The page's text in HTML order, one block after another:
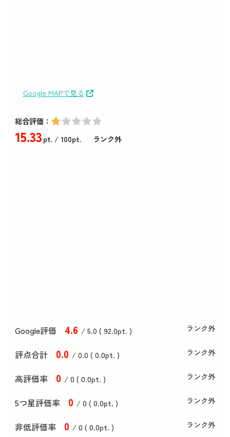
Google MAPで見る
総合評価：
15.33pt./ 100pt. ランク外
Google評価 4.6 / 5.0 ( 92.0pt. ) ランク外
評点合計 0.0 / 0.0 ( 0.0pt. ) ランク外
高評価率 0 / 0 ( 0.0pt. ) ランク外
5つ星評価率 0 / 0 ( 0.0pt. ) ランク外
非低評価率 0 / 0 ( 0.0pt. ) ランク外